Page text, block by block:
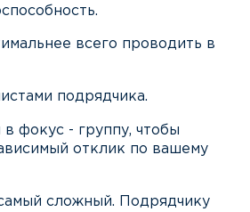
всего проводить в
подрядчика.
фокус - группу, чтобы
отклик по вашему
сложный. Подрядчику